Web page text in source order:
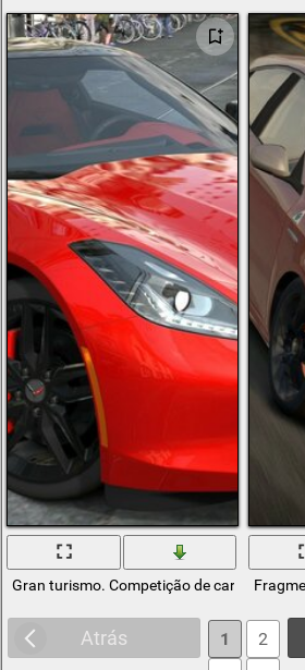
Gran turismo. Competição de carros de
Atrás 1
2